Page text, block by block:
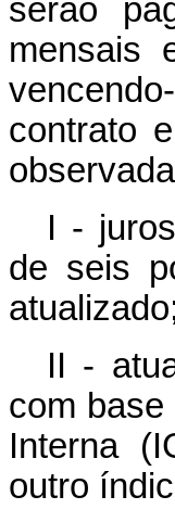
serão
mensais
contrato
I -
de seis
II -
com
Interna
outro